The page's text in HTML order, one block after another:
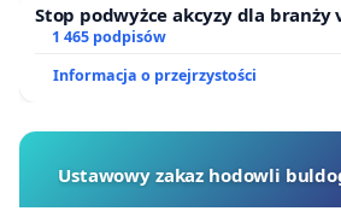
Stop podwyżce akcyzy dla branży
1 465 podpisów
Informacja o przejrzystości
Ustawowy zakaz hodowli